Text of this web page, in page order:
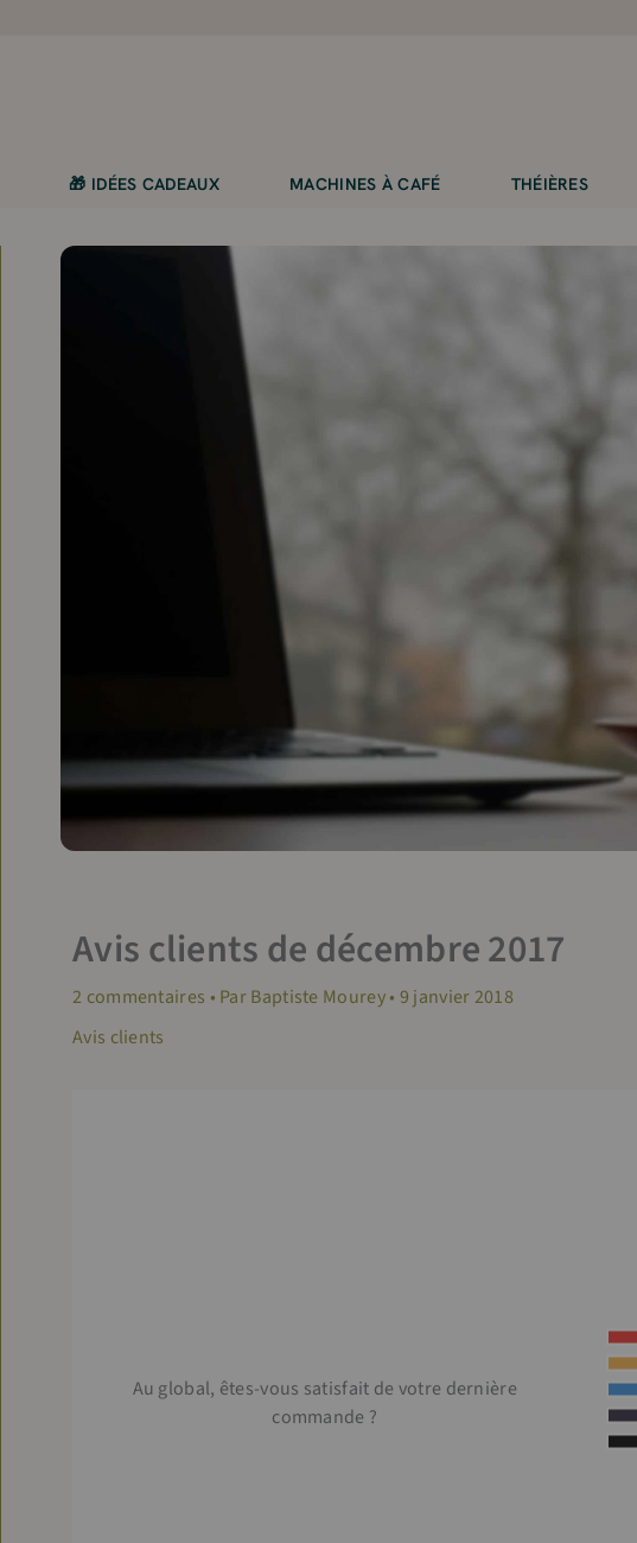
🎁 IDÉES CADEAUX MACHINES À CAFÉ THÉIÈRES
Avis clients de décembre 2017
2 commentaires • ParBaptiste Mourey• 9 janvier 2018
Avis clients
Au global, êtes-vous satisfait de votre dernière
commande ?